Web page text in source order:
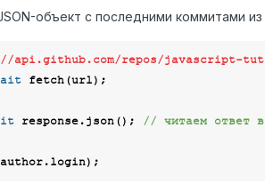
объект с последними коммитами из
api.github.com/repos/javascript-
fetch(url);
response.json(); // читаем ответ в